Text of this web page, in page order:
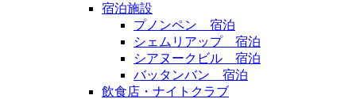
宿泊施設
プノンペン 宿泊
シェムリアップ 宿泊
シアヌークビル 宿泊
バッタンバン 宿泊
飲食店・ナイトクラブ